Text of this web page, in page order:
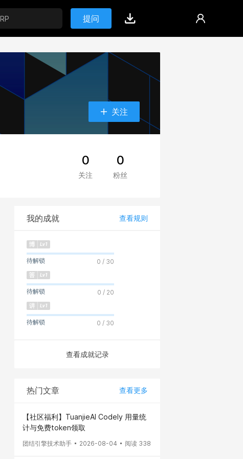
提问
关注
0
关注
0
粉丝
我的成就 查看规则
待解锁 0 / 30
待解锁 0 / 20
待解锁 0 / 30
查看成就记录
热门文章 查看更多
【社区福利】TuanjieAI Codely 用量统
计与免费token领取
团结引擎技术助手 2026-08-04 阅读 338